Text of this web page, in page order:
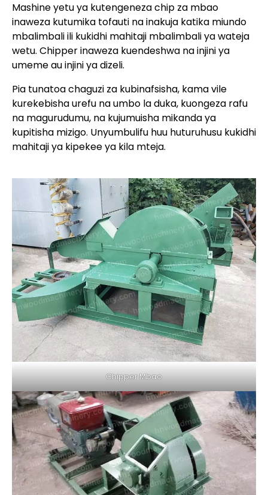
Mashine yetu ya kutengeneza chip za mbao
inaweza kutumika tofauti na inakuja katika miundo
mbalimbali ili kukidhi mahitaji mbalimbali ya wateja
wetu. Chipper inaweza kuendeshwa na injini ya
umeme au injini ya dizeli.
Pia tunatoa chaguzi za kubinafsisha, kama vile
kurekebisha urefu na umbo la duka, kuongeza rafu
na magurudumu, na kujumuisha mikanda ya
kupitisha mizigo. Unyumbulifu huu huturuhusu kukidhi
mahitaji ya kipekee ya kila mteja.
Chipper Mbao